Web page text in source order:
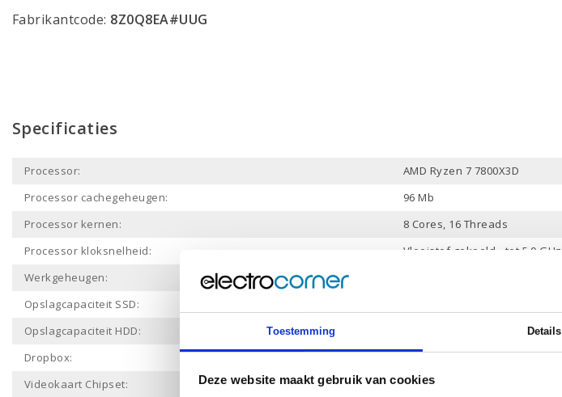
Toestemming Details
Deze website maakt gebruik van cookies
Fabrikantcode: 8Z0Q8EA#UUG
Specificaties
Processor:
AMD Ryzen 7 7800X3D
Processor cachegeheugen:
96 Mb
Processor kernen:
8 Cores, 16 Threads
Processor kloksnelheid:
Vloeistof gekoeld - tot 5.0 GHz
Werkgeheugen:
Opslagcapaciteit SSD:
Opslagcapaciteit HDD:
Dropbox:
Ja
Videokaart Chipset:
NVIDIA GeForce RTX 4070